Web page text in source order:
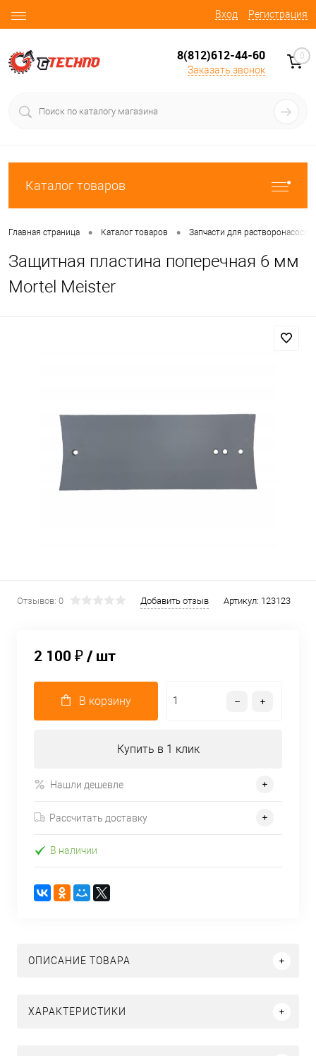
Вход Регистрация
8(812)612-44-60
Заказать звонок
0
Каталог товаров
Главная страница • Каталог товаров • Запчасти для растворонасосов
Защитная пластина поперечная 6 мм
Mortel Meister
Отзывов: 0 Добавить отзыв Артикул: 123123
2 100 ₽/ шт
В корзину
Купить в 1 клик
Нашли дешевле
Рассчитать доставку
В наличии
ОПИСАНИЕ ТОВАРА
ХАРАКТЕРИСТИКИ